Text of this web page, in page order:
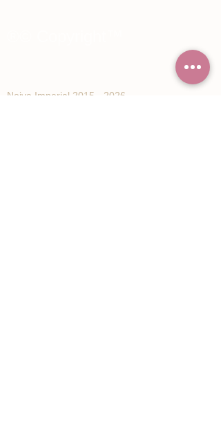
Noiva Imperial 2015 - 2026